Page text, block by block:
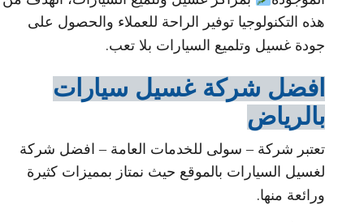
هذه التكنولوجيا توفير الراحة للعملاء والحصول على
جودة غسيل وتلميع السيارات بلا تعب.
افضل شركة غسيل سيارات
بالرياض
تعتبر شركة – سولى للخدمات العامة – افضل شركة
لغسيل السيارات بالموقع حيث نمتاز بمميزات كثيرة
ورائعة منها.